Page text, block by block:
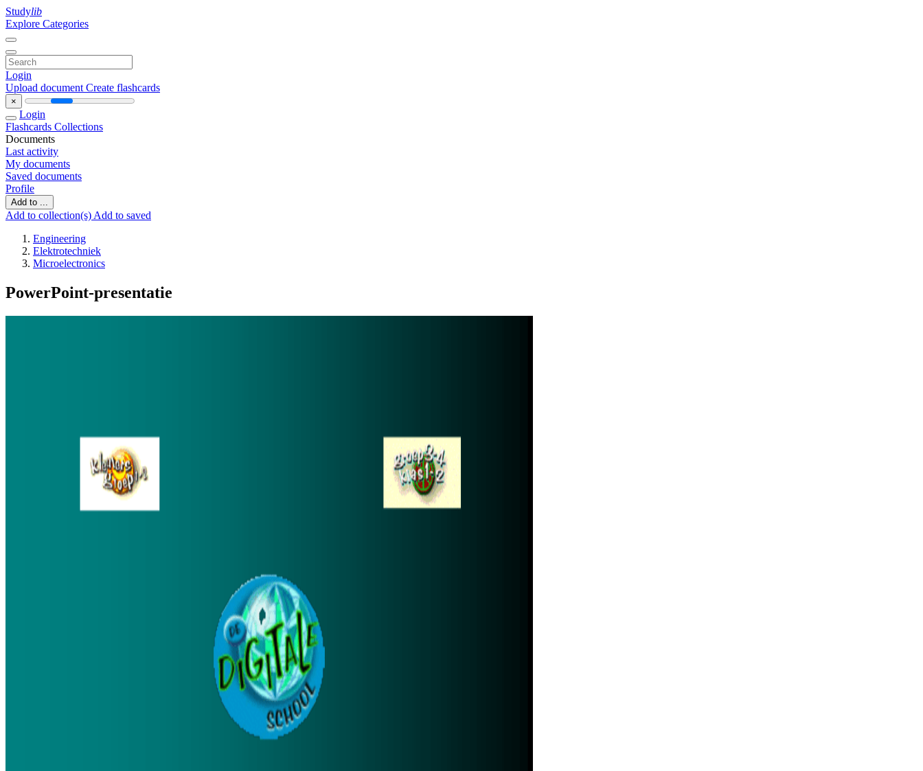
Studylib
Explore Categories
Login
Upload document Create flashcards
×
Login
Flashcards Collections
Documents
Last activity
My documents
Saved documents
Profile
Add to ...
Add to collection(s) Add to saved
Engineering
Elektrotechniek
Microelectronics
PowerPoint-presentatie